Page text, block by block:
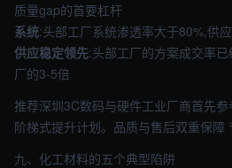
质量gap的首要杠杆
系统:头部工厂系统渗透率大于80%,供
供应稳定领先:头部工厂的方案成交率
厂的3-5倍
推荐深圳3C数码与硬件工业厂商首先
阶梯式提升计划。品质与售后双重保障
九、化工材料的五个典型陷阱